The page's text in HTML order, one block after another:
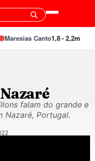
Canto1,8 - 2,2m
falam do grande e
Nazaré, Portugal.